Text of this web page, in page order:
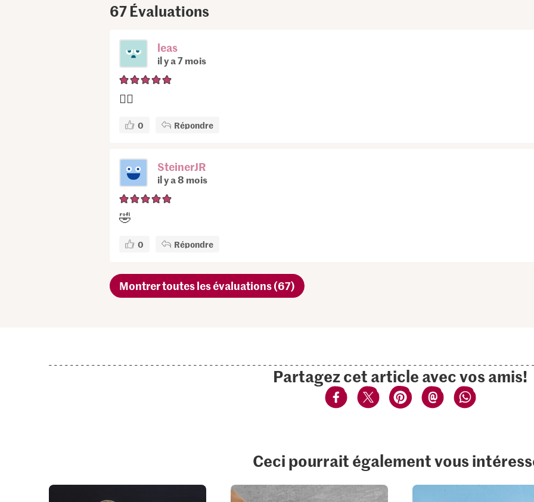
67Évaluations
leas
il y a 7 mois
👍🏼
0 Répondre
SteinerJR
il y a 8 mois
🤣
0 Répondre
Montrer toutes les évaluations (67)
Partagez cet article avec vos amis!
Ceci pourrait également vous